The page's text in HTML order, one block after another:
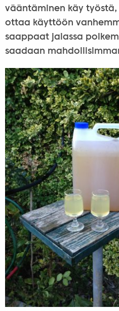
vääntäminen käy työstä,
ottaa käyttöön
saappaat jalassa
saadaan